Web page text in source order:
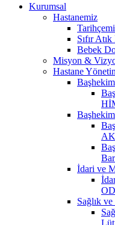
Kurumsal
Hastanemiz
Sıfır
Bebek
Misyon &
Hastane
Başhekim
Başhekim
İdari ve
Sağlık